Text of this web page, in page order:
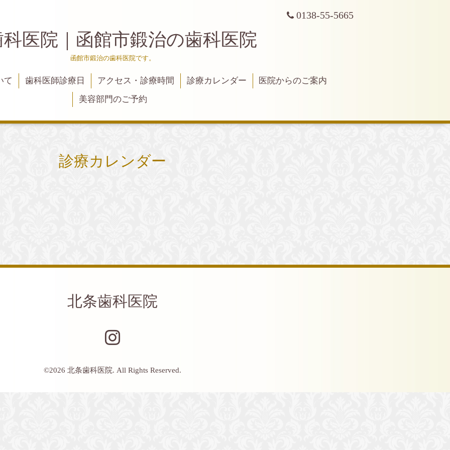
0138-55-5665
科医院｜函館市鍛治の歯科医院
函館市鍛治の歯科医院です。
て 歯科医師診療日 アクセス・診療時間 診療カレンダー
医院からのご案内
美容部門のご予約
診療カレンダー
北条歯科医院
©2026 北条歯科医院. All Rights Reserved.